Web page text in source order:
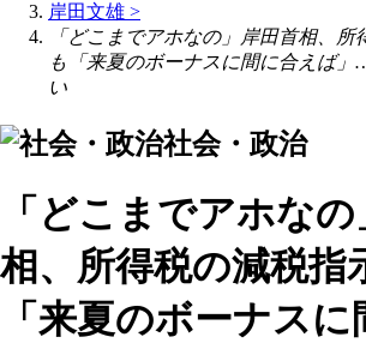
岸田文雄 >
「どこまでアホなの」岸田首相、所
も「来夏のボーナスに間に合えば
い
社会・政治
「どこまでアホな
相、所得税の減税指
「来夏のボーナスに